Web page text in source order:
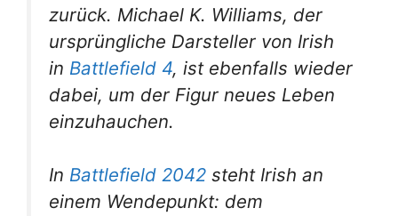
zurück. Michael K. Williams, der
ursprüngliche Darsteller von Irish
in Battlefield 4, ist ebenfalls wieder
dabei, um der Figur neues Leben
einzuhauchen.
In Battlefield 2042 steht Irish an
einem Wendepunkt: dem